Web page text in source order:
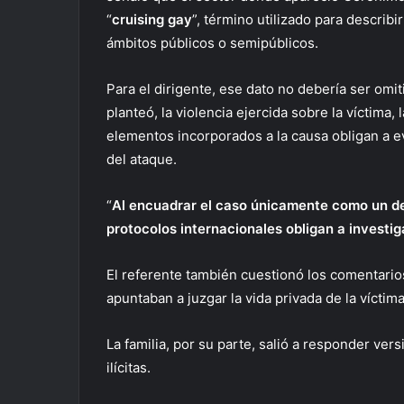
“cruising gay”, término utilizado para
ámbitos públicos o semipúblicos.
Para el dirigente, ese dato no debería ser
planteó, la violencia ejercida sobre la
elementos incorporados a la causa obligan a
del ataque.
“Al encuadrar el caso únicamente como un
protocolos internacionales obligan a
El referente también cuestionó los
apuntaban a juzgar la vida privada de la
La familia, por su parte, salió a responder
ilícitas.